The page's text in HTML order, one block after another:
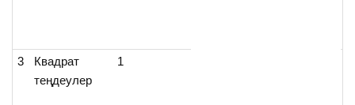
3
Квадрат
теңдеулер
1